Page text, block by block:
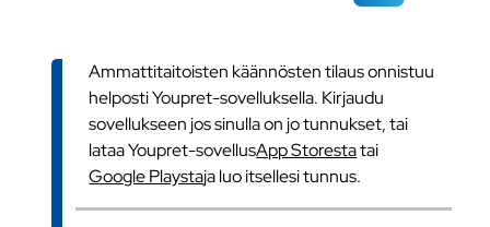
Ammattitaitoisten käännösten tilaus onnistuu
helposti Youpret-sovelluksella. Kirjaudu
sovellukseen jos sinulla on jo tunnukset, tai
lataa Youpret-sovellusApp Storestatai
Google Playstaja luo itsellesi tunnus.